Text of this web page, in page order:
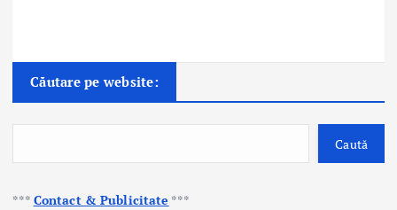
Căutare pe website:
Caută
*** Contact & Publicitate ***